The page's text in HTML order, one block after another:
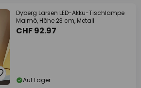
Dyberg Larsen LED-Akku-Tischlampe
Malmö, Höhe 23 cm, Metall
CHF 92.97
Auf Lager